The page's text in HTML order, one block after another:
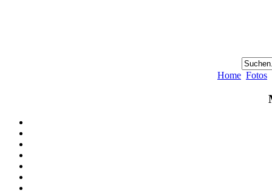
Home Fotos